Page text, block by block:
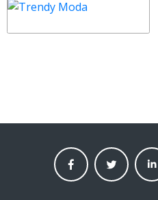
facebook
moneder
twitter
moneder